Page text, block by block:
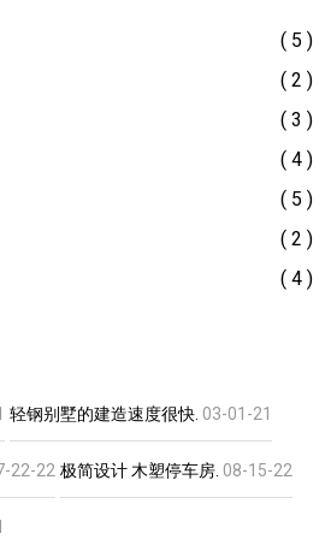
( 5 )
( 2 )
( 3 )
( 4 )
( 5 )
( 2 )
( 4 )
轻钢别墅的建造速度很快. 03-01-21
22-22 极简设计 木塑停车房. 08-15-22